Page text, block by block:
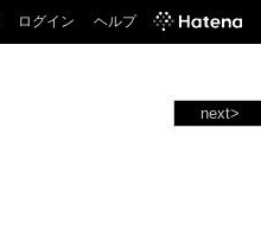
ログイン ヘルプ
next>